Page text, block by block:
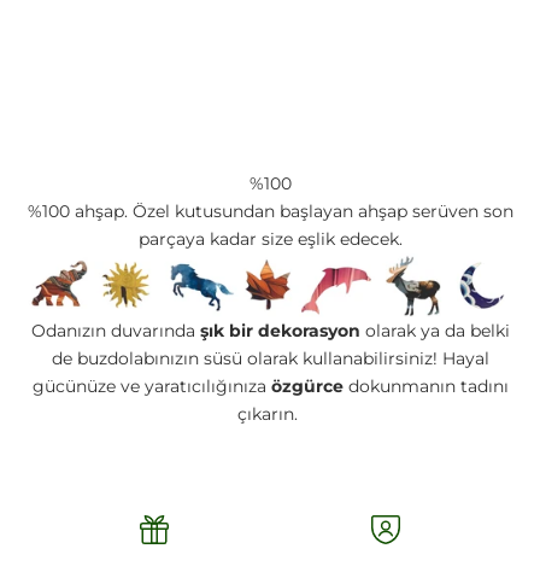
%100
%100 ahşap. Özel kutusundan başlayan ahşap serüven son
parçaya kadar size eşlik edecek.
Odanızın duvarında şık bir dekorasyon olarak ya da belki
de buzdolabınızın süsü olarak kullanabilirsiniz! Hayal
gücünüze ve yaratıcılığınıza özgürcedokunmanın tadını
çıkarın.